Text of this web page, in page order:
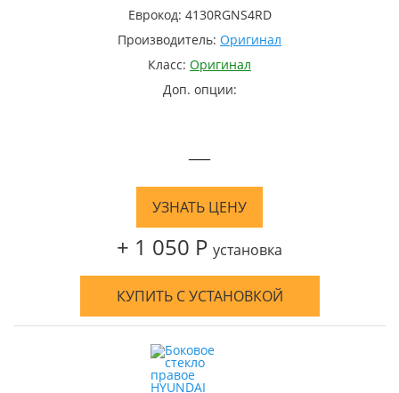
Еврокод: 4130RGNS4RD
Производитель: Оригинал
Класс: Оригинал
Доп. опции:
—
УЗНАТЬ ЦЕНУ
+ 1 050 Р установка
КУПИТЬ С УСТАНОВКОЙ